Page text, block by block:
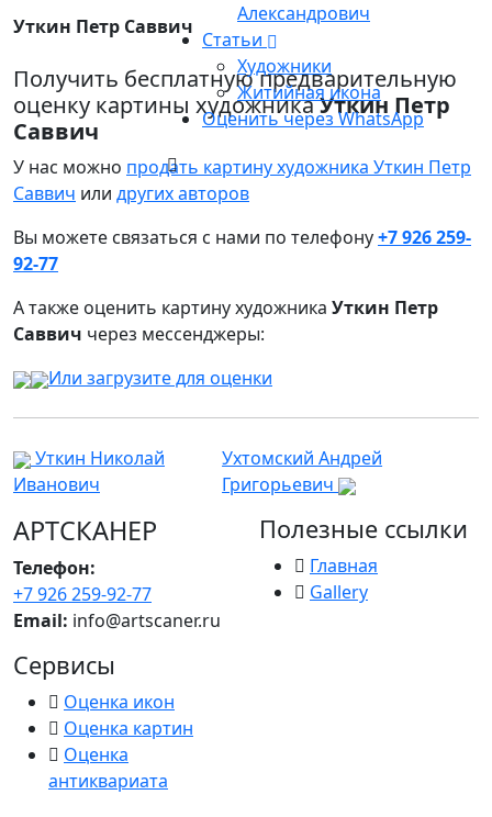
Александрович
Статьи
Художники
Житийная икона
Оценить через WhatsApp
Уткин Петр Саввич
Получить бесплатную предварительную
оценку картины художникаУткин Петр
Саввич
У нас можно продать картину художника Уткин Петр
Саввич или других авторов
Вы можете связаться с нами по телефону+7 926 259-
92-77
А также оценить картину художника Уткин Петр
Саввич через мессенджеры:
Или загрузите для оценки
Уткин Николай
Иванович
Ухтомский Андрей
Григорьевич
АРТСКАНЕР
Телефон:
+7 926 259-92-77
Email: info@artscaner.ru
Полезные ссылки
Главная
Gallery
Сервисы
Оценка икон
Оценка картин
Оценка
антиквариата